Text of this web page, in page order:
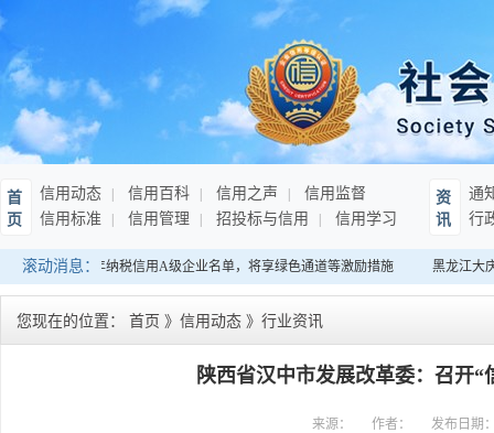
首
页
信用动态 信用百科 信用之声
信用监督
信用标准
信用管理 招投标与信用 信用学习
资
讯
通
行
滚动消息：
：发布连续10年纳税信用A级企业名单，将享绿色通道等激励措施 黑龙江大
您现在的位置： 首页 》 信用动态 》 行业资讯
陕西省汉中市发展改革委：召开
来源： 作者： 发布日期